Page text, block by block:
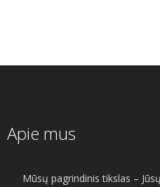
Apie mus
Mūsų pagrindinis tikslas –